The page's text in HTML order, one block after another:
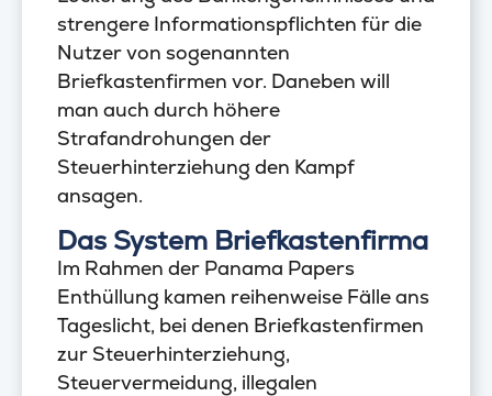
strengere Informationspflichten für die
Nutzer von sogenannten
Briefkastenfirmen vor. Daneben will
man auch durch höhere
Strafandrohungen der
Steuerhinterziehung den Kampf
ansagen.
Das System Briefkastenfirma
Im Rahmen der Panama Papers
Enthüllung kamen reihenweise Fälle ans
Tageslicht, bei denen Briefkastenfirmen
zur Steuerhinterziehung,
Steuervermeidung, illegalen